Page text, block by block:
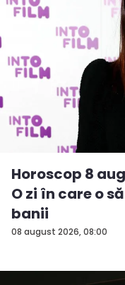
08 august 2026, 08:00
Horoscop 8
O zi în care o
banii